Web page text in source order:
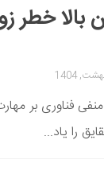
بالا خطر
فناوری بر
را یاد...